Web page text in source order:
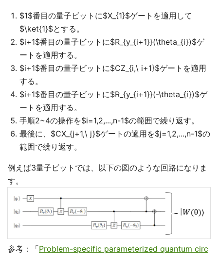
$1$番目の量子ビットに$X_{1}$ゲートを適用して
$\ket{1}$とする。
$i+1$番目の量子ビットに$R_{y_{i+1}}(\theta_{i})$ゲ
ートを適用する。
$i+1$番目の量子ビットに$CZ_{i,\ i+1}$ゲートを適用
する。
$i+1$番目の量子ビットに$R_{y_{i+1}}(-\theta_{i})$ゲ
ートを適用する。
手順2~4の操作を$i=1,2,...,n-1$の範囲で繰り返す。
最後に、$CX_{j+1,\ j}$ゲートの適用を$j=1,2,...,n-1$の
範囲で繰り返す。
例えば3量子ビットでは、以下の図のような回路になりま
す。
参考：「Problem-specific parameterized quantum circ